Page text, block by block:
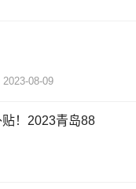
2023-08-09
！​2023青岛88